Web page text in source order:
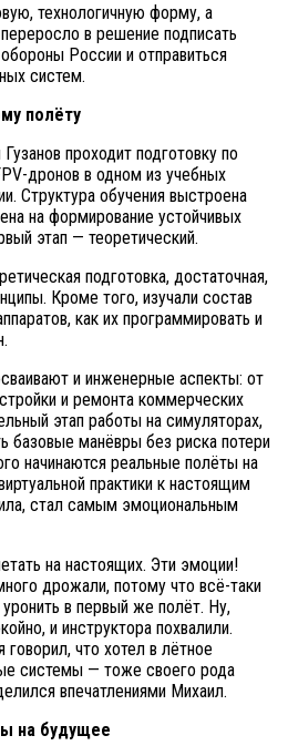
технологичную форму, а
в решение подписать
России и отправиться
систем.
полёту
проходит подготовку по
дронов в одном из учебных
Структура обучения выстроена
на формирование устойчивых
этап — теоретический.
подготовка, достаточная,
Кроме того, изучали состав
как их программировать и
и инженерные аспекты: от
и ремонта коммерческих
этап работы на симуляторах,
базовые манёвры без риска потери
начинаются реальные полёты на
практики к настоящим
стал самым эмоциональным
на настоящих. Эти эмоции!
дрожали, потому что всё-таки
в первый же полёт. Ну,
и инструктора похвалили.
говорил, что хотел в лётное
системы — тоже своего рода
впечатлениями Михаил.
на будущее